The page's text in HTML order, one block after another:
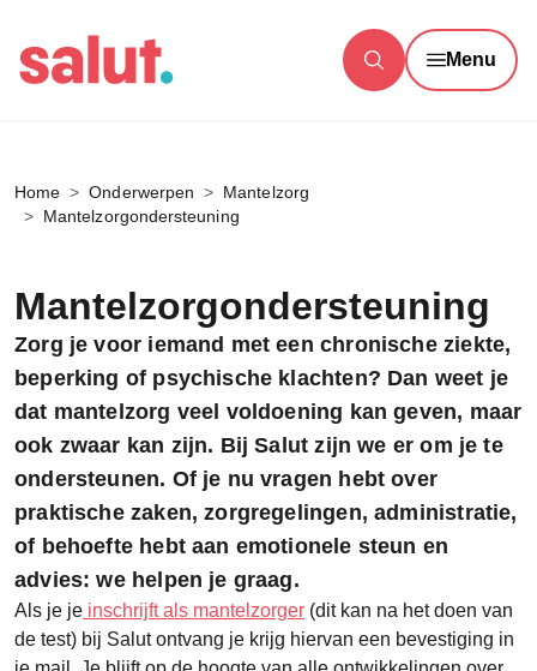
Menu
Home Onderwerpen
Mantelzorg
Mantelzorgondersteuning
Mantelzorgondersteuning
Zorg je voor iemand met een chronische ziekte,
beperking of psychische klachten? Dan weet je
dat mantelzorg veel voldoening kan geven, maar
ook zwaar kan zijn. Bij Salut zijn we er om je te
ondersteunen. Of je nu vragen hebt over
praktische zaken, zorgregelingen, administratie,
of behoefte hebt aan emotionele steun en
advies: we helpen je graag.
Als je je inschrijft als mantelzorger (dit kan na het doen van
de test) bij Salut ontvang je krijg hiervan een bevestiging in